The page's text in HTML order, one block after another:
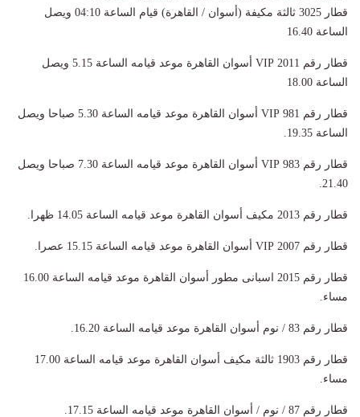
قطار 3025 ثالثة مكيفة (أسوان / القاهرة) قيام الساعة 04:10 ويصل
الساعة 16.40
قطار رقم 2011 VIP أسوان القاهرة موعد قيامه الساعة 5.15 ويصل
الساعة 18.00
قطار رقم 981 VIP أسوان القاهرة موعد قيامه الساعة 5.30 صباحا ويصل
الساعة 19.35.
قطار رقم 983 VIP أسوان القاهرة موعد قيامه الساعة 7.30 صباحا ويصل
21.40.
قطار رقم 2013 مكيف أسوان القاهرة موعد قيامه الساعة 14.05 ظهرا.
قطار رقم 2007 VIP أسوان القاهرة موعد قيامه الساعة 15.15 عصرا.
قطار رقم 2015 اسبانى مطور أسوان القاهرة موعد قيامه الساعة 16.00
مساء.
قطار رقم 83 / نوم أسوان القاهرة موعد قيامه الساعة 16.20.
قطار رقم 1903 ثالثة مكيف أسوان القاهرة موعد قيامه الساعة 17.00
مساء.
قطار رقم 87 / نوم / أسوان القاهرة موعد قيامه الساعة 17.15.